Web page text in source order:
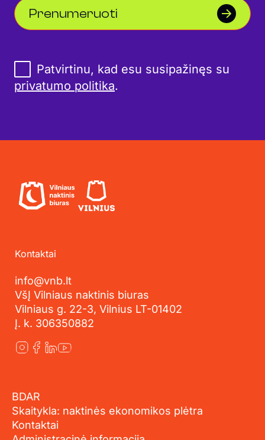
Prenumeruoti
Patvirtinu, kad esu susipažinęs su
privatumo politika.
Kontaktai
info@vnb.lt
VšĮ Vilniaus naktinis biuras
Vilniaus g. 22-3, Vilnius LT-01402
Į. k. 306350882
BDAR
Skaitykla: naktinės ekonomikos plėtra
Kontaktai